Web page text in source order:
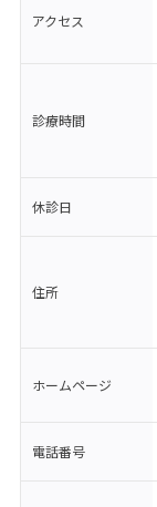
アクセス
診療時間
休診日
住所
ホームページ
電話番号